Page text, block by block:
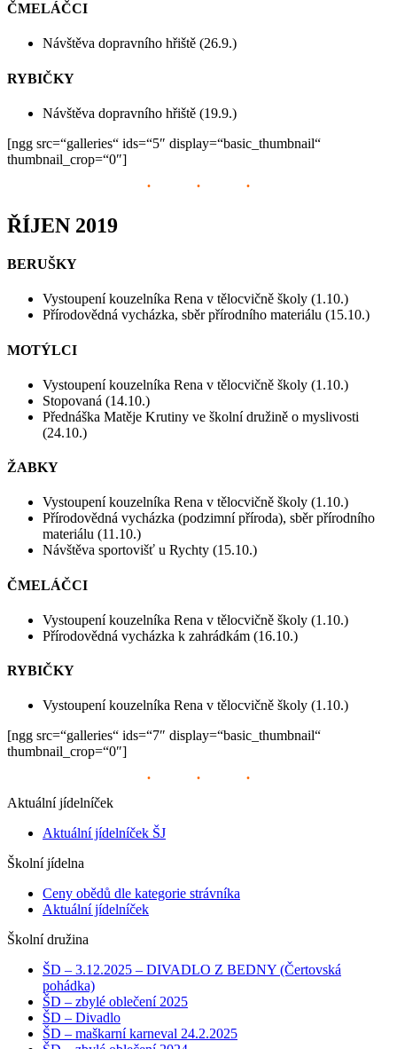
ČMELÁČCI
Návštěva dopravního hřiště (26.9.)
RYBIČKY
Návštěva dopravního hřiště (19.9.)
[ngg src=“galleries“ ids=“5″ display=“basic_thumbnail“
thumbnail_crop=“0″]
ŘÍJEN 2019
BERUŠKY
Vystoupení kouzelníka Rena v tělocvičně školy (1.10.)
Přírodovědná vycházka, sběr přírodního materiálu (15.10.)
MOTÝLCI
Vystoupení kouzelníka Rena v tělocvičně školy (1.10.)
Stopovaná (14.10.)
Přednáška Matěje Krutiny ve školní družině o myslivosti
(24.10.)
ŽABKY
Vystoupení kouzelníka Rena v tělocvičně školy (1.10.)
Přírodovědná vycházka (podzimní příroda), sběr přírodního
materiálu (11.10.)
Návštěva sportovišť u Rychty (15.10.)
ČMELÁČCI
Vystoupení kouzelníka Rena v tělocvičně školy (1.10.)
Přírodovědná vycházka k zahrádkám (16.10.)
RYBIČKY
Vystoupení kouzelníka Rena v tělocvičně školy (1.10.)
[ngg src=“galleries“ ids=“7″ display=“basic_thumbnail“
thumbnail_crop=“0″]
Aktuální jídelníček
Aktuální jídelníček ŠJ
Školní jídelna
Ceny obědů dle kategorie strávníka
Aktuální jídelníček
Školní družina
ŠD – 3.12.2025 – DIVADLO Z BEDNY (Čertovská
pohádka)
ŠD – zbylé oblečení 2025
ŠD – Divadlo
ŠD – maškarní karneval 24.2.2025